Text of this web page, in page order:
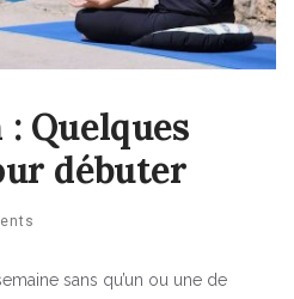
Quelques
débuter
sans qu’un ou une de